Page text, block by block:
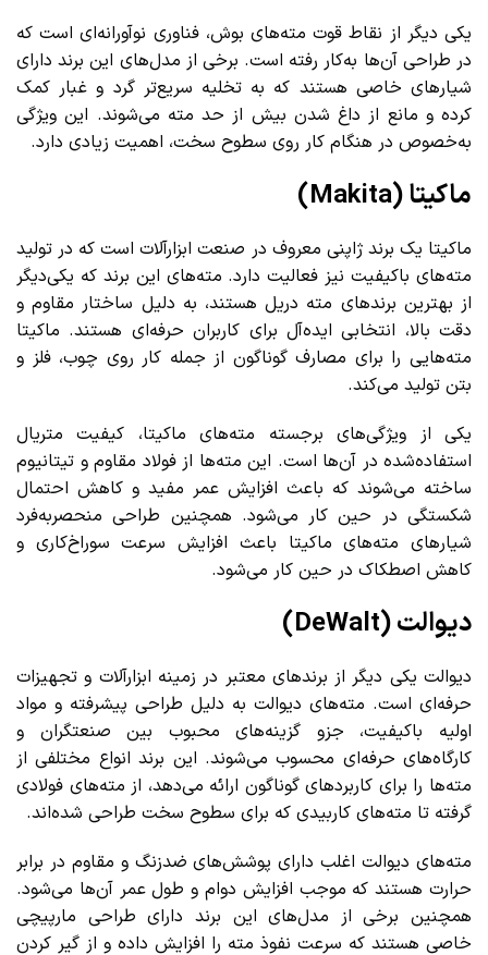
یکی دیگر از نقاط قوت مته‌های بوش، فناوری نوآورانه‌ای است که
در طراحی آن‌ها به‌کار رفته است. برخی از مدل‌های این برند دارای
شیارهای خاصی هستند که به تخلیه سریع‌تر گرد و غبار کمک
کرده و مانع از داغ شدن بیش از حد مته می‌شوند. این ویژگی
به‌خصوص در هنگام کار روی سطوح سخت، اهمیت زیادی دارد.
ماکیتا (Makita)
ماکیتا یک برند ژاپنی معروف در صنعت ابزارآلات است که در تولید
مته‌های باکیفیت نیز فعالیت دارد. مته‌های این برند که یکی‌دیگر
از بهترین برندهای مته دریل هستند، به دلیل ساختار مقاوم و
دقت بالا، انتخابی ایده‌آل برای کاربران حرفه‌ای هستند. ماکیتا
مته‌هایی را برای مصارف گوناگون از جمله کار روی چوب، فلز و
بتن تولید می‌کند.
یکی از ویژگی‌های برجسته مته‌های ماکیتا، کیفیت متریال
استفاده‌شده در آن‌ها است. این مته‌ها از فولاد مقاوم و تیتانیوم
ساخته می‌شوند که باعث افزایش عمر مفید و کاهش احتمال
شکستگی در حین کار می‌شود. همچنین طراحی منحصر‌به‌فرد
شیارهای مته‌های ماکیتا باعث افزایش سرعت سوراخ‌کاری و
کاهش اصطکاک در حین کار می‌شود.
دیوالت (DeWalt)
دیوالت یکی دیگر از برندهای معتبر در زمینه ابزارآلات و تجهیزات
حرفه‌ای است. مته‌های دیوالت به دلیل طراحی پیشرفته و مواد
اولیه باکیفیت، جزو گزینه‌های محبوب بین صنعتگران و
کارگاه‌های حرفه‌ای محسوب می‌شوند. این برند انواع مختلفی از
مته‌ها را برای کاربردهای گوناگون ارائه می‌دهد، از مته‌های فولادی
گرفته تا مته‌های کاربیدی که برای سطوح سخت طراحی شده‌اند.
مته‌های دیوالت اغلب دارای پوشش‌های ضدزنگ و مقاوم در برابر
حرارت هستند که موجب افزایش دوام و طول عمر آن‌ها می‌شود.
همچنین برخی از مدل‌های این برند دارای طراحی مارپیچی
خاصی هستند که سرعت نفوذ مته را افزایش داده و از گیر کردن